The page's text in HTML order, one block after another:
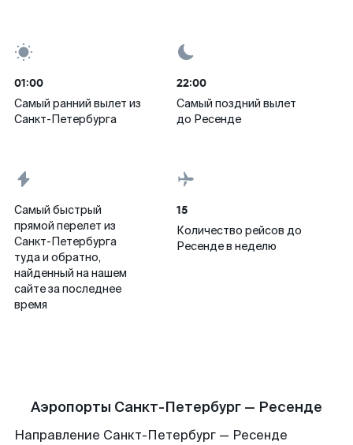
01:00
Самый ранний вылет из
Санкт-Петербурга
22:00
Самый поздний вылет
до Ресенде
Самый быстрый
прямой перелет из
Санкт-Петербурга
туда и обратно,
найденный на нашем
сайте за последнее
время
15
Количество рейсов до
Ресенде в неделю
Аэропорты Санкт-Петербург — Ресенде
Направление Санкт-Петербург — Ресенде